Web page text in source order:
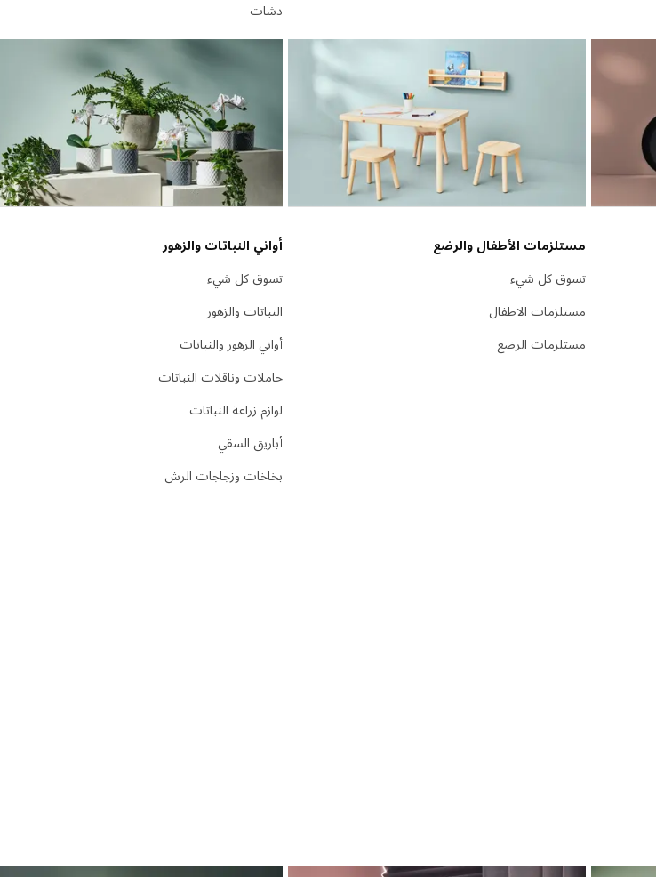
دشات
مستلزمات الأطفال والرضع
تسوق كل شيء
مستلزمات الاطفال
مستلزمات الرضع
أواني النباتات والزهور
تسوق كل شيء
النباتات والزهور
أواني الزهور والنباتات
حاملات وناقلات النباتات
لوازم زراعة النباتات
أباريق السقي
بخاخات وزجاجات الرش